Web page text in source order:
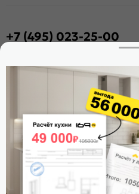
+7 (495) 023-25-00
Стать дилером
Расскажите о нас
Поделиться
Оцените магазин
ИКС 1180
© 2015—2026 Интернет-